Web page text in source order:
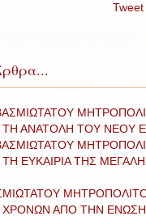
Tweet
ΤΗ ΑΝΑΤΟΛΗ ΤΟΥ ΝΕΟΥ
ΤΗ ΕΥΚΑΙΡΙΑ ΤΗΣ
ΧΡΟΝΩΝ ΑΠΟ ΤΗΝ